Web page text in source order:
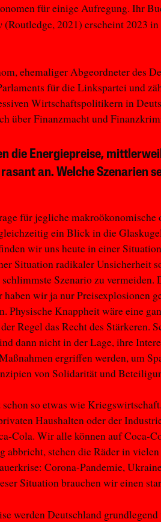
für einige Aufregung. Ihr
(Routledge, 2021) erscheint 2023
ehemaliger Abgeordneter des
für die Linkspartei und
Wirtschaftspolitikern in
über Finanzmacht und
die Energiepreise,
an. Welche Szenarien
für jegliche makroökonomische
ein Blick in die
wir uns heute in einer
Situation radikaler Unsicherheit
Szenario zu vermeiden.
haben wir ja nur Preisexplosionen
Physische Knappheit wäre eine
Regel das Recht des Stärkeren.
dann nicht in der Lage, ihre
ergriffen werden, um
von Solidarität und
so etwas wie
Haushalten oder der
Cola. Wir alle können auf Coca-
abbricht, stehen die Räder in
Corona-Pandemie,
Situation brauchen wir einen
werden Deutschland grundlegend